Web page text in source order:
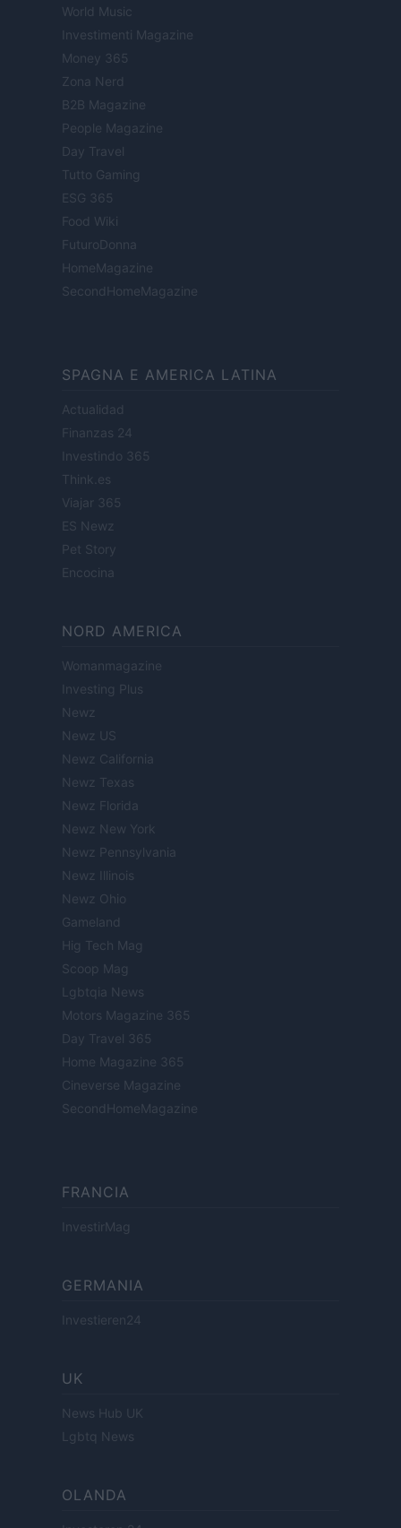
World Music
Investimenti Magazine
Money 365
Zona Nerd
B2B Magazine
People Magazine
Day Travel
Tutto Gaming
ESG 365
Food Wiki
FuturoDonna
HomeMagazine
SecondHomeMagazine
SPAGNA E AMERICA LATINA
Actualidad
Finanzas 24
Investindo 365
Think.es
Viajar 365
ES Newz
Pet Story
Encocina
NORD AMERICA
Womanmagazine
Investing Plus
Newz
Newz US
Newz California
Newz Texas
Newz Florida
Newz New York
Newz Pennsylvania
Newz Illinois
Newz Ohio
Gameland
Hig Tech Mag
Scoop Mag
Lgbtqia News
Motors Magazine 365
Day Travel 365
Home Magazine 365
Cineverse Magazine
SecondHomeMagazine
FRANCIA
InvestirMag
GERMANIA
Investieren24
UK
News Hub UK
Lgbtq News
OLANDA